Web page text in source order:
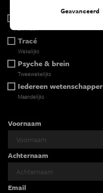
2 x week
Tracé
Wekelijks
Psyche & brein
Tweewekelijks
Iedereen wetenschapper
Maandelijks
Voornaam
Achternaam
Email
Geavanceerd